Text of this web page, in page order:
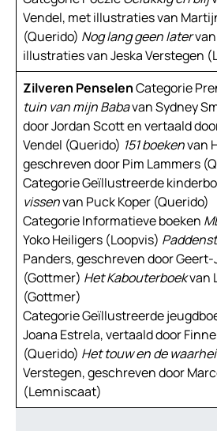
Vendel, met illustraties van
(Querido) Nog lang geen latervan
illustraties van Jeska Verstegen
Zilveren PenselenCategorie
tuin van mijn Babavan Sydney
door Jordan Scott en vertaald
Vendel (Querido) 151 boekenvan
geschreven door Pim Lammers
Categorie Geïllustreerde
vissenvan Puck Koper (Querido)
Categorie Informatieve boeken
Yoko Heiligers (Loopvis)
Panders, geschreven door Geert-
(Gottmer) Het Kabouterboekvan
(Gottmer)
Categorie Geïllustreerde
Joana Estrela, vertaald door
(Querido) Het touw en de
Verstegen, geschreven door
(Lemniscaat)